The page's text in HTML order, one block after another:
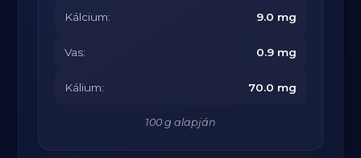
Kálcium: 9.0 mg
Vas: 0.9 mg
Kálium: 70.0 mg
100 g alapján